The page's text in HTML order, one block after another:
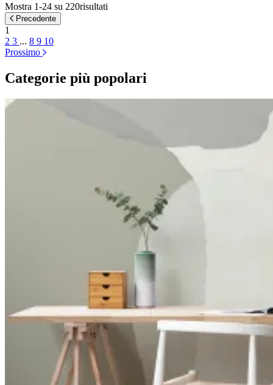
Mostra 1-24 su 220risultati
Precedente
1
2 3 ... 8 9 10
Prossimo
Categorie più popolari